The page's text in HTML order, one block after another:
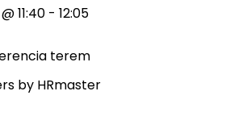
11:40 - 12:05
terem
by HRmaster